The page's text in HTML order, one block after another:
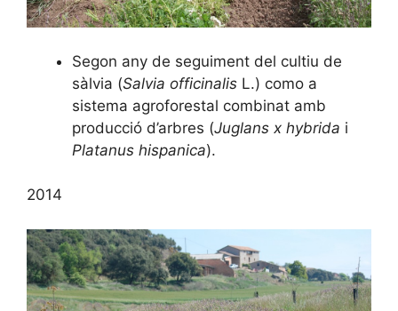
Segon any de seguiment del cultiu de
sàlvia (Salvia officinalis L.) como a
sistema agroforestal combinat amb
producció d’arbres (Juglans x hybrida i
Platanus hispanica).
2014